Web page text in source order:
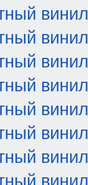
винил
винил
винил
винил
винил
винил
винил
винил